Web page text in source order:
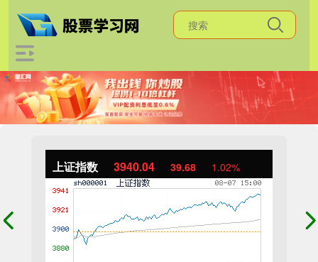
上证指数 3940.04 39.68 1.02%